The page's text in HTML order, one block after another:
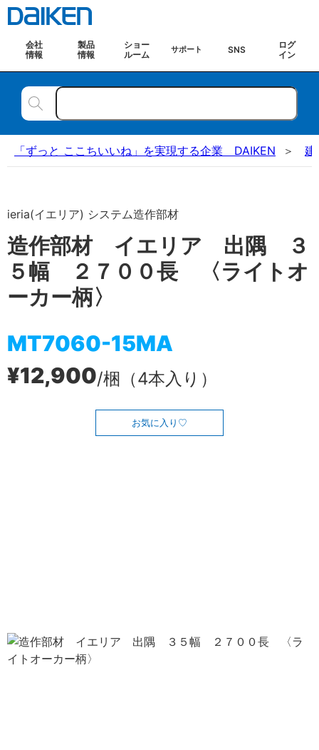
会社
情報
製品
情報
ショー
ルーム
サポート SNS
ログ
イン
「ずっと ここちいいね」を実現する企業 DAIKEN 建
ieria(イエリア) システム造作部材
造作部材 イエリア 出隅 ３
５幅 ２７００長 〈ライトオ
ーカー柄〉
MT7060-15MA
¥12,900/梱（4本入り）
お気に入り